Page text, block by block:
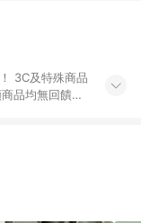
3C及特殊商品
用] -內接硬
店之商品：商